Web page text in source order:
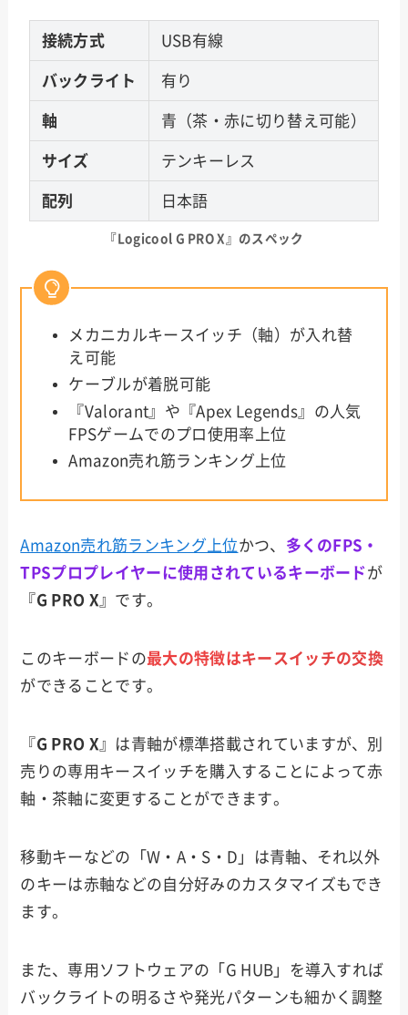
接続方式 USB有線
バックライト 有り
軸 青（茶・赤に切り替え可能）
サイズ テンキーレス
配列 日本語
『 Logicool G PRO X 』のスペック
メカニカルキースイッチ（軸）が入れ替
え可能
ケーブルが着脱可能
『Valorant』や『Apex Legends』の人気
FPSゲームでのプロ使用率上位
Amazon売れ筋ランキング上位
Amazon売れ筋ランキング上位かつ、 多くのFPS・
TPSプロプレイヤーに使用されているキーボードが
『G PRO X 』です。
このキーボードの最大の特徴はキースイッチの交換
ができることです。
『G PRO X 』は青軸が標準搭載されていますが、別
売りの専用キースイッチを購入することによって赤
軸・茶軸に変更することができます。
移動キーなどの「W・A・S・D」は青軸、それ以外
のキーは赤軸などの自分好みのカスタマイズもでき
ます。
また、専用ソフトウェアの「G HUB」を導入すれば
バックライトの明るさや発光パターンも細かく調整